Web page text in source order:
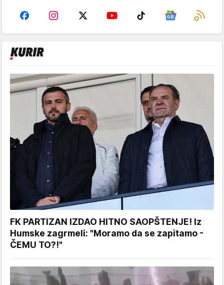
FK PARTIZAN IZDAO HITNO SAOPŠTENJE! Iz
Humske zagrmeli: "Moramo da se zapitamo -
ČEMU TO?!"